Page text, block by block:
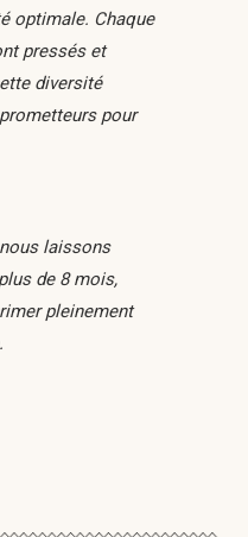
optimale. Chaque
pressés et
diversité
pour
laissons
de 8 mois,
pleinement